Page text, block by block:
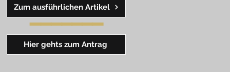
━━━━━━━
Zum ausführlichen Artikel
Hier gehts zum Antrag